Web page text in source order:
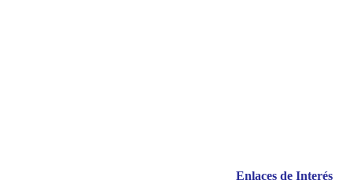
Enlaces de Interés